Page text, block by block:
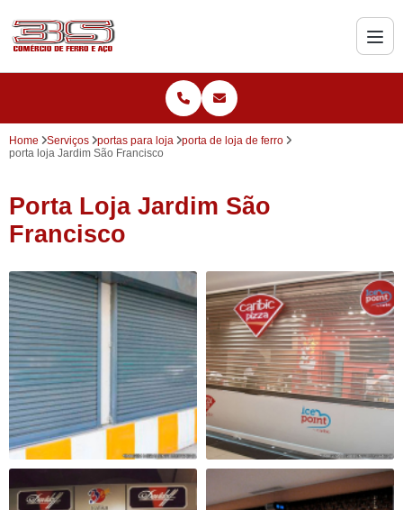
Home Serviços portas para loja
porta de loja de ferro
porta loja Jardim São Francisco
Porta Loja Jardim São
Francisco